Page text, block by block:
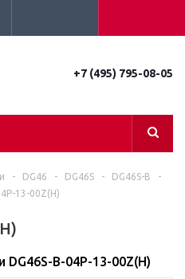
+7 (495) 795-08-05
- DG46 - DG46S - DG46S-B
-
13-00Z(H)
B-04P-13-00Z(H)